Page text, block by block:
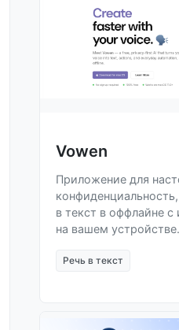
Vowen
Приложение для
в текст в оффлайне
на вашем устройстве.
Речь в текст